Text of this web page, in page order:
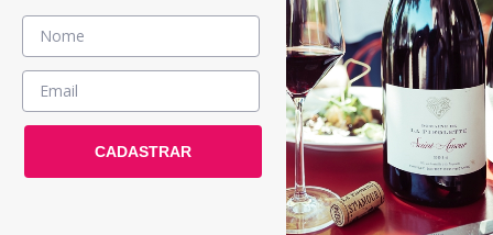
Vinhos >
País / Região >
Le Club >
Domaine Bunan Moulin des Costes
Branco 2024
2259
CADASTRAR